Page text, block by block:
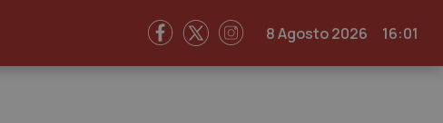
8 Agosto 2026 16:01